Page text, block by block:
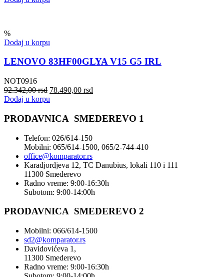
%
Dodaj u korpu
LENOVO 83HF00GLYA V15 G5 IRL
NOT0916
92.342,00rsd 78.490,00 rsd
Dodaj u korpu
PRODAVNICA SMEDEREVO 1
Telefon: 026/614-150
Mobilni: 065/614-1500, 065/2-744-410
office@komparator.rs
Karadjordjeva 12, TC Danubius, lokali 110 i 111
11300 Smederevo
Radno vreme: 9:00-16:30h
Subotom: 9:00-14:00h
PRODAVNICA SMEDEREVO 2
Mobilni: 066/614-1500
sd2@komparator.rs
Davidovićeva 1,
11300 Smederevo
Radno vreme: 9:00-16:30h